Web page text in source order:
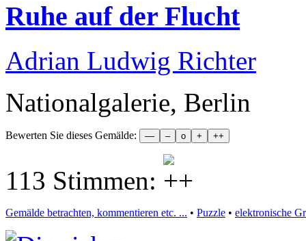
Ruhe auf der Flucht
Adrian Ludwig Richter
Nationalgalerie, Berlin
Bewerten Sie dieses Gemälde:
113 Stimmen:
Gemälde betrachten, kommentieren etc. ... • Puzzle • elektronische